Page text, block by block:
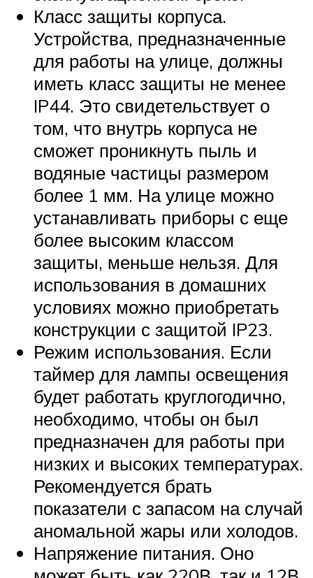
Класс защиты корпуса.
Устройства, предназначенные
для работы на улице, должны
иметь класс защиты не менее
IP44. Это свидетельствует о
том, что внутрь корпуса не
сможет проникнуть пыль и
водяные частицы размером
более 1 мм. На улице можно
устанавливать приборы с еще
более высоким классом
защиты, меньше нельзя. Для
использования в домашних
условиях можно приобретать
конструкции с защитой IP23.
Режим использования. Если
таймер для лампы освещения
будет работать круглогодично,
необходимо, чтобы он был
предназначен для работы при
низких и высоких температурах.
Рекомендуется брать
показатели с запасом на случай
аномальной жары или холодов.
Напряжение питания. Оно